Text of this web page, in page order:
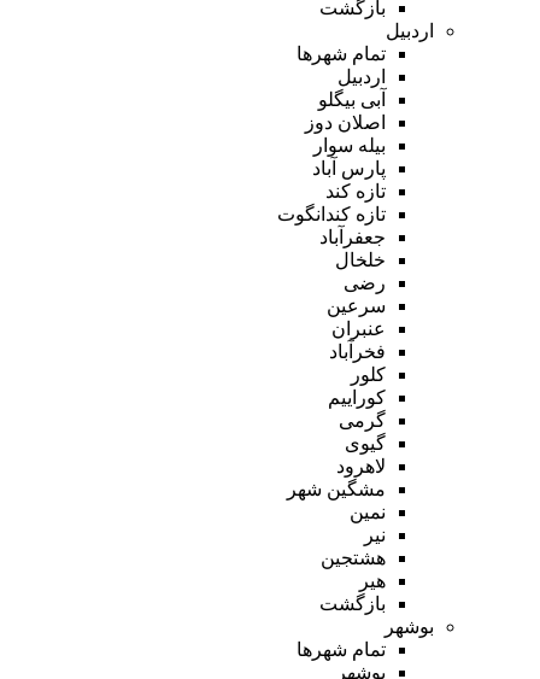
بازگشت
اردبیل
تمام شهر‌ها
اردبیل
آبی بیگلو
اصلان دوز
بیله سوار
پارس آباد
تازه کند
تازه کندانگوت
جعفرآباد
خلخال
رضی
سرعین
عنبران
فخرآباد
کلور
کوراییم
گرمی
گیوی
لاهرود
مشگین شهر
نمین
نیر
هشتجین
هیر
بازگشت
بوشهر
تمام شهر‌ها
بوشهر